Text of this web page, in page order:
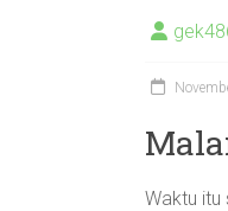
Waktu itu